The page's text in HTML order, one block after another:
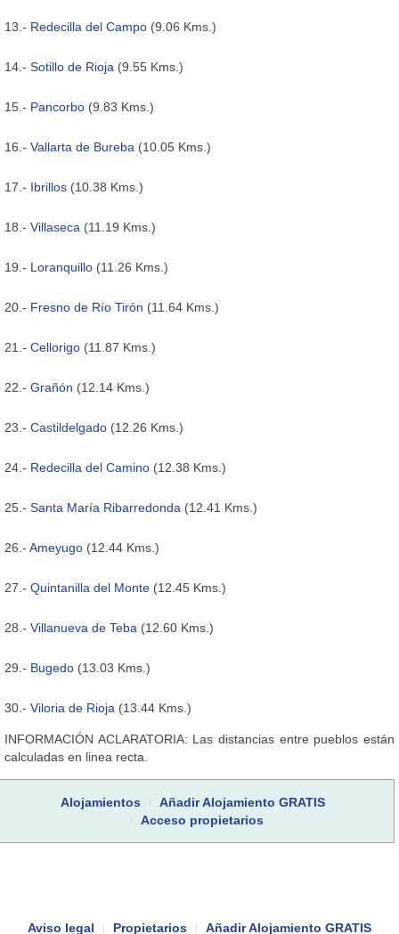
13.- Redecilla del Campo (9.06 Kms.)
14.- Sotillo de Rioja (9.55 Kms.)
15.- Pancorbo (9.83 Kms.)
16.- Vallarta de Bureba (10.05 Kms.)
17.- Ibrillos (10.38 Kms.)
18.- Villaseca (11.19 Kms.)
19.- Loranquillo (11.26 Kms.)
20.- Fresno de Río Tirón (11.64 Kms.)
21.- Cellorigo (11.87 Kms.)
22.- Grañón (12.14 Kms.)
23.- Castildelgado (12.26 Kms.)
24.- Redecilla del Camino (12.38 Kms.)
25.- Santa María Ribarredonda (12.41 Kms.)
26.- Ameyugo (12.44 Kms.)
27.- Quintanilla del Monte (12.45 Kms.)
28.- Villanueva de Teba (12.60 Kms.)
29.- Bugedo (13.03 Kms.)
30.- Viloria de Rioja (13.44 Kms.)
INFORMACIÓN ACLARATORIA: Las distancias entre pueblos están
calculadas en linea recta.
Alojamientos
Añadir Alojamiento GRATIS
Acceso propietarios
Aviso legal Propietarios Añadir Alojamiento GRATIS